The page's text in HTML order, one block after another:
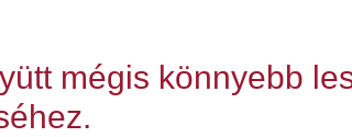
mégis könnyebb